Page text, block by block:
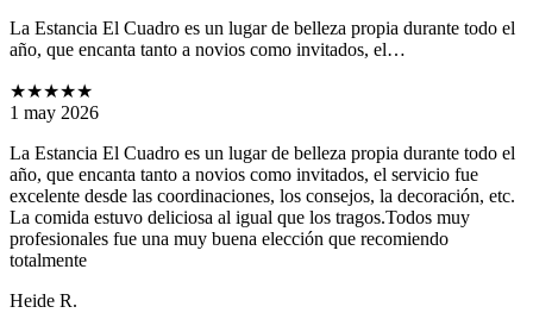
La Estancia El Cuadro es un lugar de belleza propia durante todo el
año, que encanta tanto a novios como invitados, el…
★★★★★
1 may 2026
La Estancia El Cuadro es un lugar de belleza propia durante todo el
año, que encanta tanto a novios como invitados, el servicio fue
excelente desde las coordinaciones, los consejos, la decoración, etc.
La comida estuvo deliciosa al igual que los tragos.Todos muy
profesionales fue una muy buena elección que recomiendo
totalmente
Heide R.